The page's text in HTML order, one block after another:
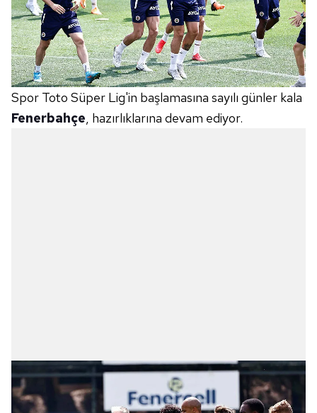
Spor Toto Süper Lig'in başlamasına sayılı günler kala
Fenerbahçe, hazırlıklarına devam ediyor.